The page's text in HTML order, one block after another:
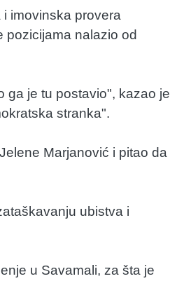
imovinska provera
pozicijama nalazio od
ga je tu postavio", kazao je
stranka".
Marjanović i pitao da
ubistva i
u Savamali, za šta je